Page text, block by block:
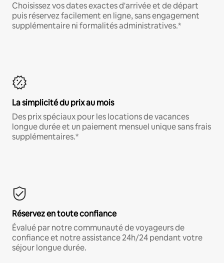
Choisissez vos dates exactes d'arrivée et de départ
puis réservez facilement en ligne, sans engagement
supplémentaire ni formalités administratives.*
La simplicité du prix au mois
Des prix spéciaux pour les locations de vacances
longue durée et un paiement mensuel unique sans frais
supplémentaires.*
Réservez en toute confiance
Évalué par notre communauté de voyageurs de
confiance et notre assistance 24h/24 pendant votre
séjour longue durée.